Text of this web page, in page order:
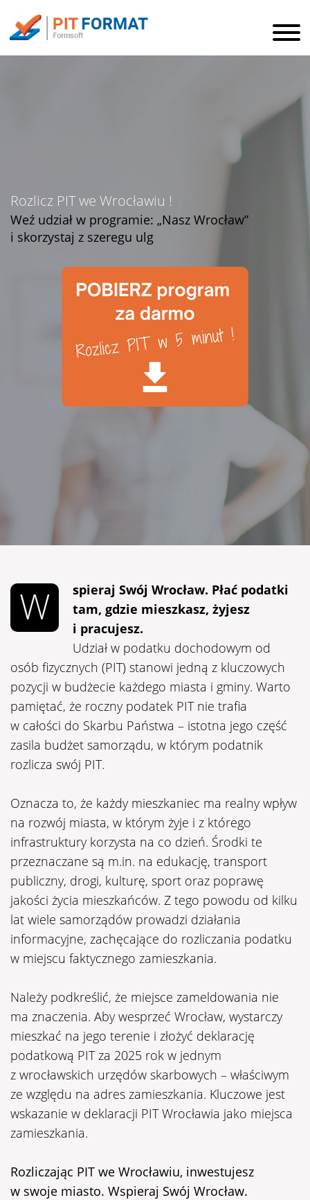
Rozlicz PIT we Wrocławiu !
Weź udział w programie: „Nasz Wrocław”
i skorzystaj z szeregu ulg
W
spieraj Swój Wrocław. Płać podatki
tam, gdzie mieszkasz, żyjesz
i pracujesz.
Udział w podatku dochodowym od
osób fizycznych (PIT) stanowi jedną z kluczowych
pozycji w budżecie każdego miasta i gminy. Warto
pamiętać, że roczny podatek PIT nie trafia
w całości do Skarbu Państwa – istotna jego część
zasila budżet samorządu, w którym podatnik
rozlicza swój PIT.
Oznacza to, że każdy mieszkaniec ma realny wpływ
na rozwój miasta, w którym żyje i z którego
infrastruktury korzysta na co dzień. Środki te
przeznaczane są m.in. na edukację, transport
publiczny, drogi, kulturę, sport oraz poprawę
jakości życia mieszkańców. Z tego powodu od kilku
lat wiele samorządów prowadzi działania
informacyjne, zachęcające do rozliczania podatku
w miejscu faktycznego zamieszkania.
Należy podkreślić, że miejsce zameldowania nie
ma znaczenia. Aby wesprzeć Wrocław, wystarczy
mieszkać na jego terenie i złożyć deklarację
podatkową PIT za 2025 rok w jednym
z wrocławskich urzędów skarbowych – właściwym
ze względu na adres zamieszkania. Kluczowe jest
wskazanie w deklaracji PIT Wrocławia jako miejsca
zamieszkania.
Rozliczając PIT we Wrocławiu, inwestujesz
w swoje miasto. Wspieraj Swój Wrocław.